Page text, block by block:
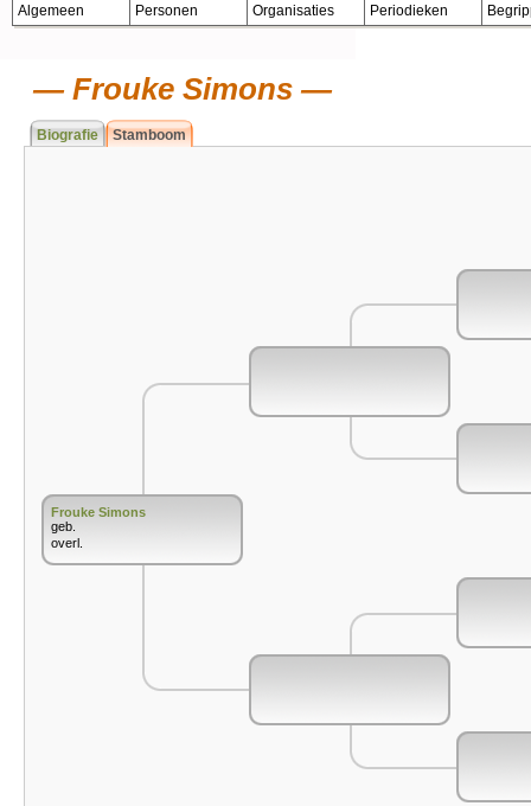
Algemeen Personen Organisaties Periodieken
Frouke Simons
Biografie Stamboom
Frouke Simons
geb.
overl.